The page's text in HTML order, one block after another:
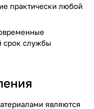
практически любой
срок службы
являются